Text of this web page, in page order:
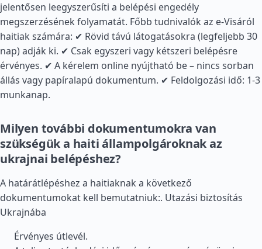
jelentősen leegyszerűsíti a belépési engedély
megszerzésének folyamatát. Főbb tudnivalók az e-Visáról
haitiak számára: ✔ Rövid távú látogatásokra (legfeljebb 30
nap) adják ki. ✔ Csak egyszeri vagy kétszeri belépésre
érvényes. ✔ A kérelem online nyújtható be – nincs sorban
állás vagy papíralapú dokumentum. ✔ Feldolgozási idő: 1-3
munkanap.
Milyen további dokumentumokra van
szükségük a haiti állampolgároknak az
ukrajnai belépéshez?
A határátlépéshez a haitiaknak a következő
dokumentumokat kell bemutatniuk:. Utazási biztosítás
Ukrajnába
Érvényes útlevél.